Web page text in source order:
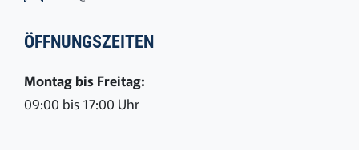
ÖFFNUNGSZEITEN
Montag bis Freitag:
09:00 bis 17:00 Uhr